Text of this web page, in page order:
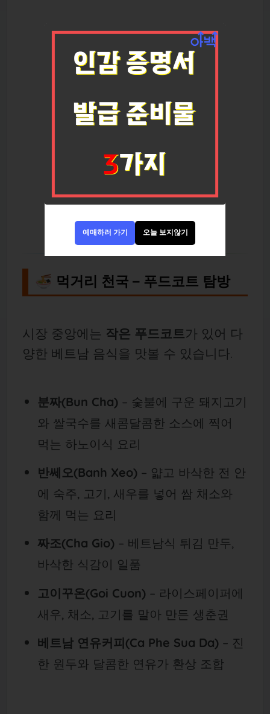
🍜 먹거리 천국 – 푸드코트 탐방
시장 중앙에는 작은 푸드코트가 있어 다
양한 베트남 음식을 맛볼 수 있습니다.
분짜(Bun Cha) – 숯불에 구운 돼지고기
와 쌀국수를 새콤달콤한 소스에 찍어
먹는 하노이식 요리
반쎄오(Banh Xeo) – 얇고 바삭한 전 안
에 숙주, 고기, 새우를 넣어 쌈 채소와
함께 먹는 요리
짜조(Cha Gio) – 베트남식 튀김 만두,
바삭한 식감이 일품
고이꾸온(Goi Cuon) – 라이스페이퍼에
새우, 채소, 고기를 말아 만든 생춘권
베트남 연유커피(Ca Phe Sua Da) – 진
한 원두와 달콤한 연유가 환상 조합
예매하러 가기 오늘 보지않기